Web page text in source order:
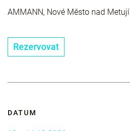
AMMANN, Nové Město nad Metují
Rezervovat
DATUM